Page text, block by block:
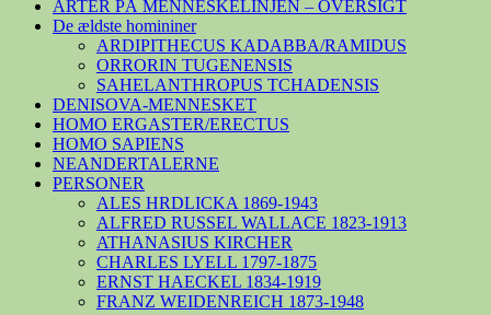
ARTER PÅ MENNESKELINJEN – OVERSIGT
De ældste homininer
ARDIPITHECUS KADABBA/RAMIDUS
ORRORIN TUGENENSIS
SAHELANTHROPUS TCHADENSIS
DENISOVA-MENNESKET
HOMO ERGASTER/ERECTUS
HOMO SAPIENS
NEANDERTALERNE
PERSONER
ALES HRDLICKA 1869-1943
ALFRED RUSSEL WALLACE 1823-1913
ATHANASIUS KIRCHER
CHARLES LYELL 1797-1875
ERNST HAECKEL 1834-1919
FRANZ WEIDENREICH 1873-1948